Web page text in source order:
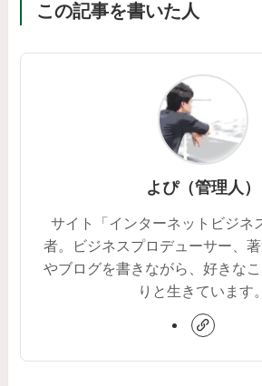
この記事を書いた人
よぴ（管理人）
サイト「インターネットビジネ
者。ビジネスプロデューサー、
やブログを書きながら、好きな
りと生きています。